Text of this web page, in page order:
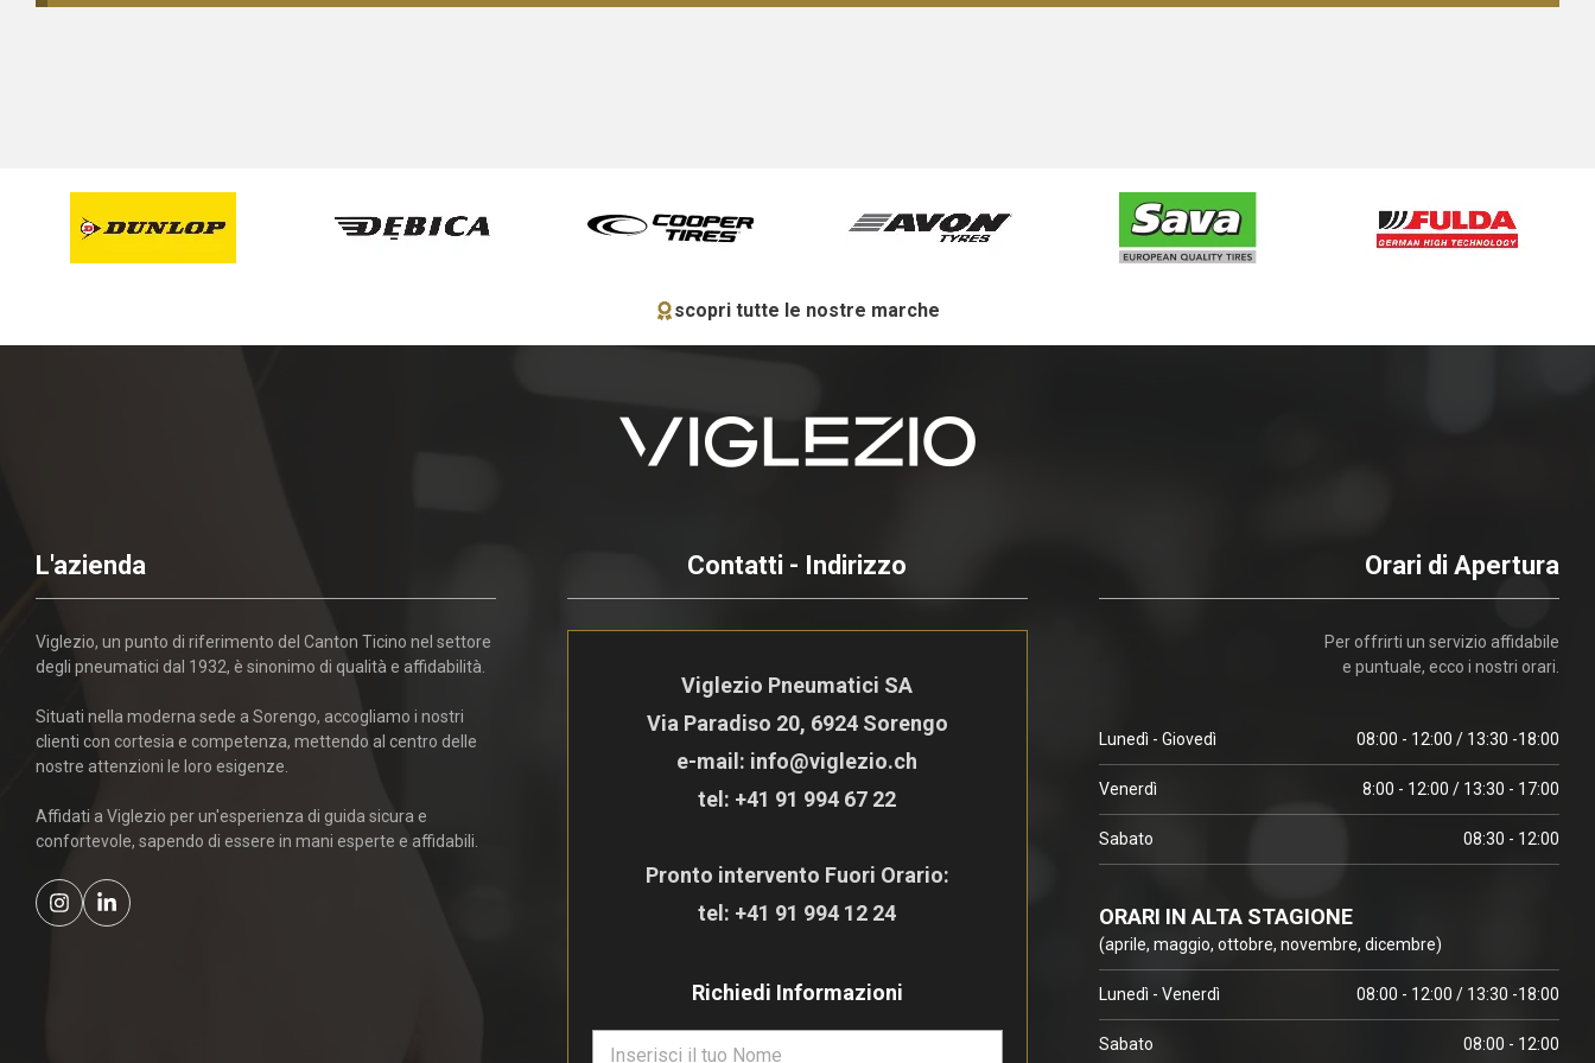
scopri tutte le nostre marche
L'azienda
Viglezio, un punto di riferimento del Canton Ticino nel settore
degli pneumatici dal 1932, è sinonimo di qualità e affidabilità.
Situati nella moderna sede a Sorengo, accogliamo i nostri
clienti con cortesia e competenza, mettendo al centro delle
nostre attenzioni le loro esigenze.
Affidati a Viglezio per un'esperienza di guida sicura e
confortevole, sapendo di essere in mani esperte e affidabili.
Contatti - Indirizzo
Viglezio Pneumatici SA
Via Paradiso 20, 6924 Sorengo
e-mail: info@viglezio.ch
tel: +41 91 994 67 22
Pronto intervento Fuori Orario:
tel: +41 91 994 12 24
Richiedi Informazioni
Orari di Apertura
Per offrirti un servizio affidabile
e puntuale, ecco i nostri orari.
Lunedì - Giovedì 08:00 - 12:00 / 13:30 -18:00
Venerdì 8:00 - 12:00 / 13:30 - 17:00
Sabato 08:30 - 12:00
ORARI IN ALTA STAGIONE
(aprile, maggio, ottobre, novembre, dicembre)
Lunedì - Venerdì 08:00 - 12:00 / 13:30 -18:00
Sabato 08:00 - 12:00